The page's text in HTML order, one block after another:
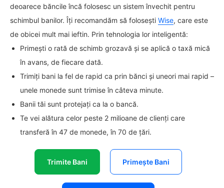
deoarece băncile încă folosesc un sistem învechit pentru
schimbul banilor. Îți recomandăm să folosești Wise, care este
de obicei mult mai ieftin. Prin tehnologia lor inteligentă:
Primești o rată de schimb grozavă și se aplică o taxă mică
în avans, de fiecare dată.
Trimiți bani la fel de rapid ca prin bănci și uneori mai rapid –
unele monede sunt trimise în câteva minute.
Banii tăi sunt protejați ca la o bancă.
Te vei alătura celor peste 2 milioane de clienți care
transferă în 47 de monede, în 70 de țări.
Trimite Bani Primește Bani